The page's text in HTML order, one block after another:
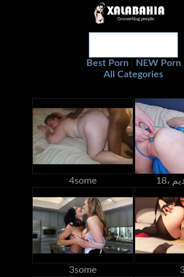
Best Porn
NEW Porn
All Categories
4some
3some